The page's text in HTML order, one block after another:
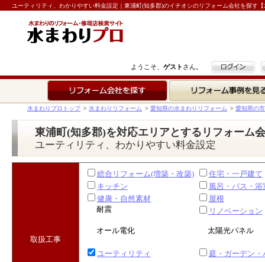
ユーティリティ、わかりやすい料金設定｜東浦町(知多郡)のイチオシのリフォーム会社を探す
ようこそ、 ゲスト さん。 ログイン
リフォーム事例を見る
水まわりプロトップ > 水まわりリフォーム > 愛知県の水まわりリフォーム > 愛知県の
東浦町(知多郡)を対応エリアとするリフォーム
ユーティリティ、わかりやすい料金設定
取扱工事
総合リフォーム(増築・改築)
住宅・一戸建て
キッチン
風呂・バス・浴
健康・自然素材
屋根
耐震
リノベーション
オール電化 太陽光パネル
ユーティリティ 庭・ガーデン・